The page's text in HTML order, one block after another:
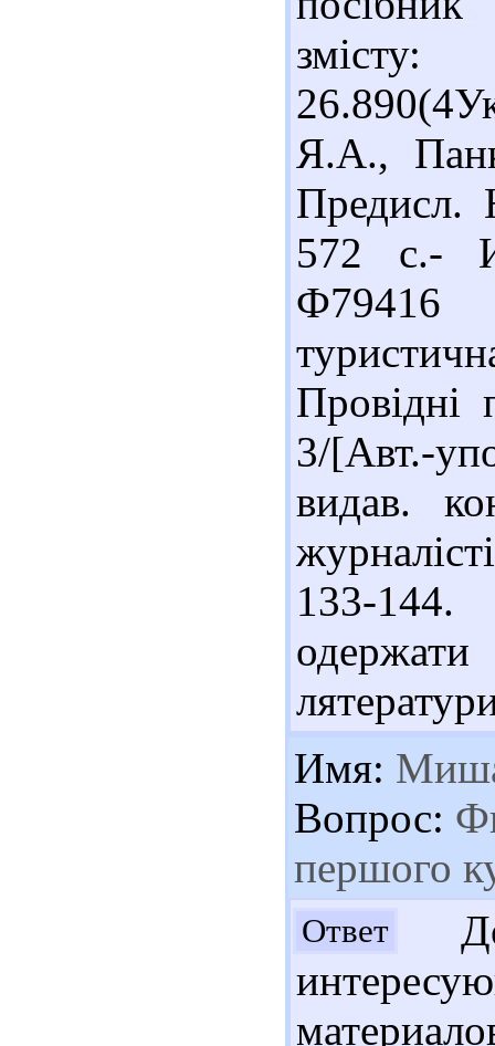
Я.А.,
Предисл.
572 с.-
Провідні
3/[Авт.-
видав.
133-
Имя:
Вопрос:
першого
Ответ